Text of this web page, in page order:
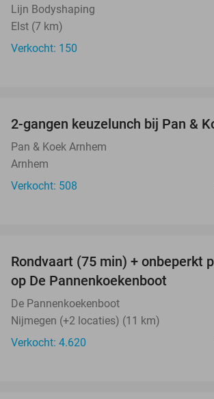
Lijn Bodyshaping
Elst (7 km)
Verkocht: 150
2-gangen keuzelunch bij Pan &
Pan & Koek Arnhem
Arnhem
Verkocht: 508
Rondvaart (75 min) + onbeperkt
op De Pannenkoekenboot
De Pannenkoekenboot
Nijmegen (+2 locaties) (11 km)
Verkocht: 4.620